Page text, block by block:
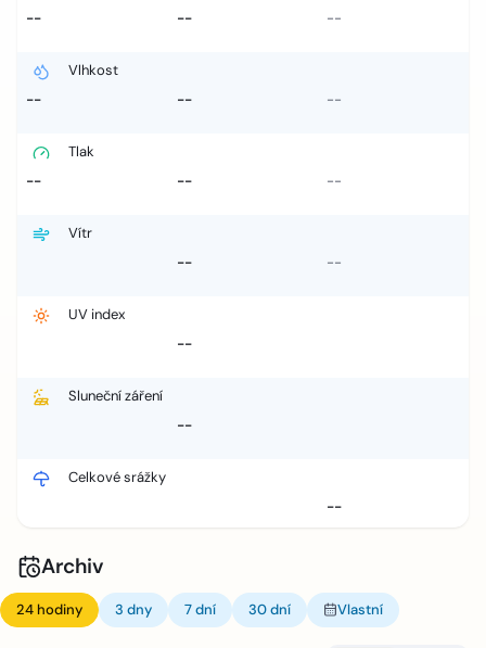
--
-- --
Vlhkost
--
-- --
Tlak
--
-- --
Vítr
--
--
UV index
--
Sluneční záření
--
Celkové srážky
--
Archiv
24 hodiny 3 dny 7 dní 30 dní Vlastní